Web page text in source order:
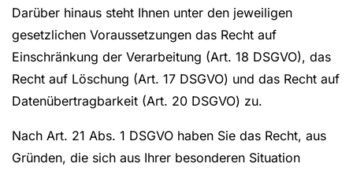
Darüber hinaus steht Ihnen unter den jeweiligen
gesetzlichen Voraussetzungen das Recht auf
Einschränkung der Verarbeitung (Art. 18 DSGVO), das
Recht auf Löschung (Art. 17 DSGVO) und das Recht auf
Datenübertragbarkeit (Art. 20 DSGVO) zu.
Nach Art. 21 Abs. 1 DSGVO haben Sie das Recht, aus
Gründen, die sich aus Ihrer besonderen Situation